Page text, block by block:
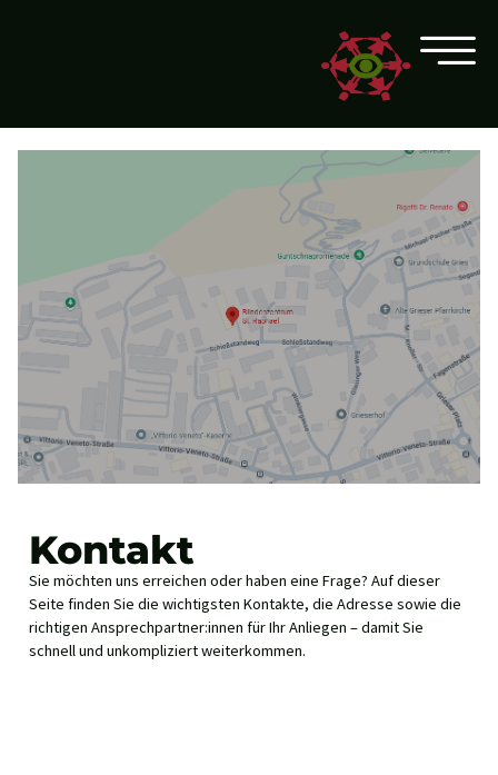
ZUR SUCHE SPRINGEN
ZUM HAUPTMENÜ SPRINGEN
ZUM KALENDER SPRINGEN
ZUR STARTSEITE SPRINGEN
Kontakt
Sie möchten uns erreichen oder haben eine Frage? Auf dieser
Seite finden Sie die wichtigsten Kontakte, die Adresse sowie die
richtigen Ansprechpartner:innen für Ihr Anliegen – damit Sie
schnell und unkompliziert weiterkommen.